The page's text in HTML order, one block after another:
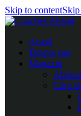
Skip to content
Acasă
Despre noi
Magazin
Cărți